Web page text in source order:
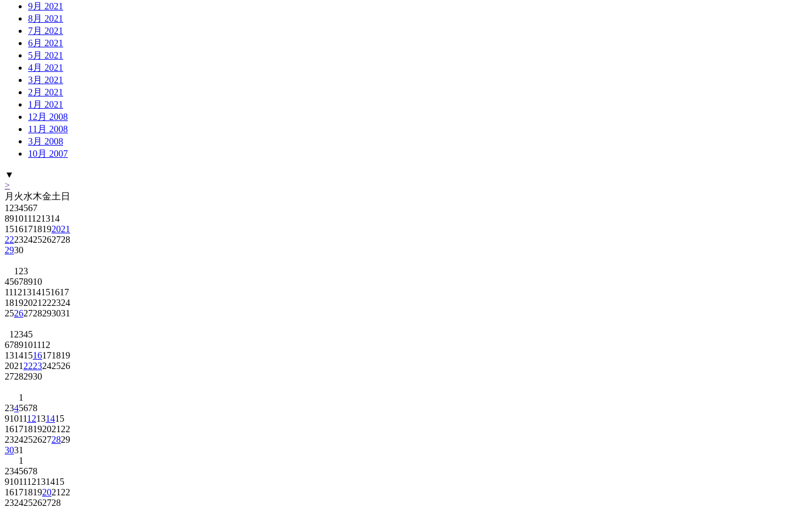
9月 2021
8月 2021
7月 2021
6月 2021
5月 2021
4月 2021
3月 2021
2月 2021
1月 2021
12月 2008
11月 2008
3月 2008
10月 2007
▼
>
月 火水木金土 日
1 234567
891011121314
15161718192021
22232425262728
2930
1 23
45678910
11121314151617
18192021 222324
25262728293031
1 2345
6789101112
13141516171819
2021 2223242526
27282930
1
2345678
9101112131415
161718192021 22
23242526272829
3031
1
2345678
9101112131415
161718192021 22
232425262728